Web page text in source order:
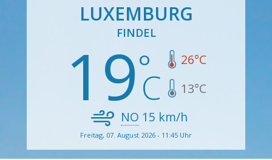
LUXEMBURG
FINDEL
19 26°C
13°C
NO 15 km/h
Freitag, 07. August 2026 - 11:45 Uhr